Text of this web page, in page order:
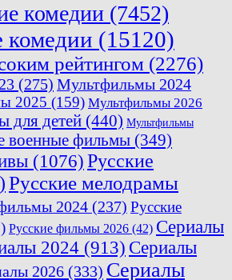
комедии (7452)
комедии (15120)
рейтингом (2276)
(275) Мультфильмы 2024
2025 (159) Мультфильмы 2026
для детей (440) Мультфильмы
военные фильмы (349)
(1076)Русские
Русские мелодрамы
2024 (237) Русские
Русские фильмы 2026 (42) Сериалы
2024 (913) Сериалы
2026 (333) Сериалы